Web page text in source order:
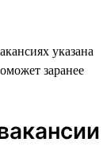
указана
заранее